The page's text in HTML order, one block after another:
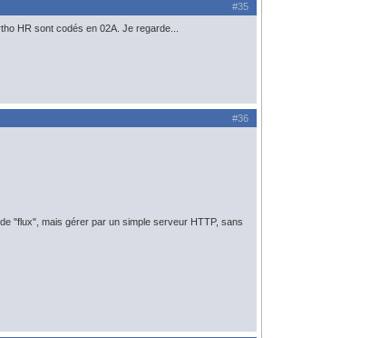
#35
HR sont codés en 02A. Je regarde...
#36
"flux", mais gérer par un simple serveur HTTP, sans